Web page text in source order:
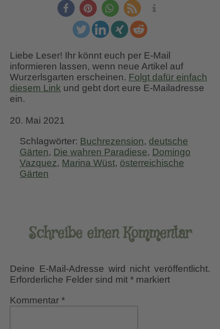
Liebe Leser! Ihr könnt euch per E-Mail
informieren lassen, wenn neue Artikel auf
Wurzerlsgarten erscheinen. Folgt dafür einfach
diesem Link und gebt dort eure E-Mailadresse
ein.
20. Mai 2021
Schlagwörter: Buchrezension, deutsche
Gärten, Die wahren Paradiese, Domingo
Vazquez, Marina Wüst, österreichische
Gärten
Schreibe einen Kommentar
Deine E-Mail-Adresse wird nicht veröffentlicht.
Erforderliche Felder sind mit * markiert
Kommentar *